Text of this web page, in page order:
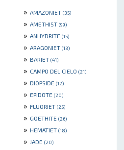
» AMAZONIET (35)
» AMETHIST (99)
» ANHYDRITE (15)
» ARAGONIET (13)
» BARIET (41)
» CAMPO DEL CIELO (21)
» DIOPSIDE (12)
» EPIDOTE (20)
» FLUORIET (25)
» GOETHITE (26)
» HEMATIET (18)
» JADE (20)